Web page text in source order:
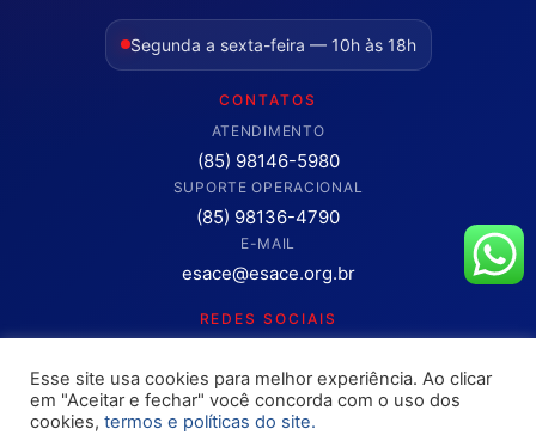
Segunda a sexta-feira — 10h às 18h
CONTATOS
ATENDIMENTO
(85) 98146-5980
SUPORTE OPERACIONAL
(85) 98136-4790
E-MAIL
esace@esace.org.br
REDES SOCIAIS
Clique para abrir os canais oficiais.
Esse site usa cookies para melhor experiência. Ao clicar
em "Aceitar e fechar" você concorda com o uso dos
cookies, termos e políticas do site.